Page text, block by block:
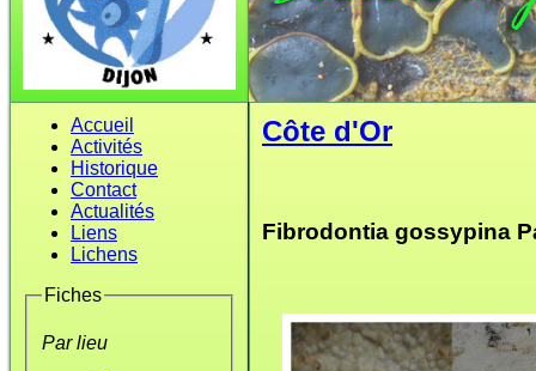
Accueil
Activités
Historique
Contact
Actualités
Liens
Lichens
Fiches
Par lieu
Côte d'Or
Fibrodontia gossypina